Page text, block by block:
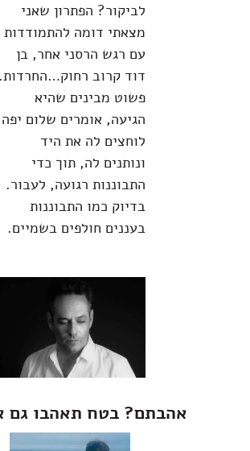
לביקור? הפתרון שאני
מצאתי דומה להתמודדות
עם רגש הרסני אחר, בן
דוד קרוב רחוק…החרדות.
פשוט מבינים שהיא
הגיעה, אומרים שלום
לוחצים לה את היד
ונותנים לה, תוך כדי
התבוננות רגועה, לעבור.
בדיוק כמו התבוננות
בעננים חולפים בשמיים.
אהבתם? בטח תאהבו גם